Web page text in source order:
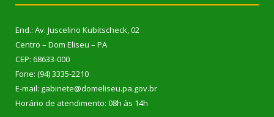
End.: Av. Juscelino Kubitscheck, 02
Centro – Dom Eliseu – PA
CEP: 68633-000
Fone: (94) 3335-2210
E-mail: gabinete@domeliseu.pa.gov.br
Horário de atendimento: 08h às 14h